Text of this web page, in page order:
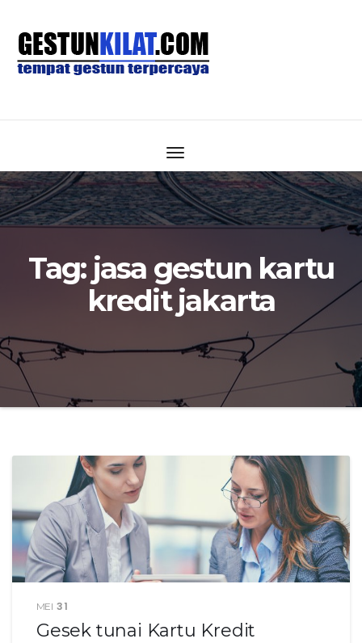
Tag: jasa gestun kartu
kredit jakarta
MEI 31
Gesek tunai Kartu Kredit